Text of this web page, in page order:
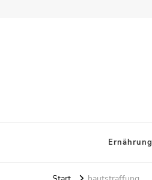
Ernährung